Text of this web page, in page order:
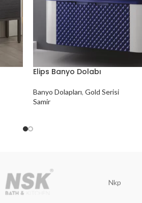
Elips Banyo Dolabı
Banyo Dolapları, Gold Serisi
Samir
Nkp